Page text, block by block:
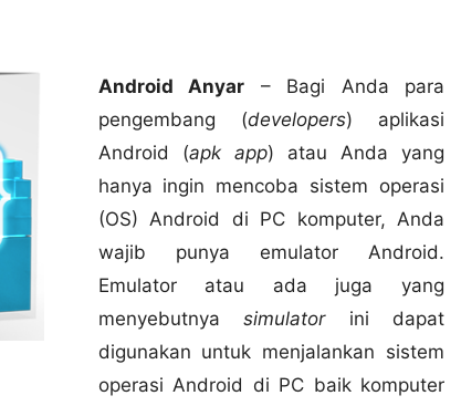
Android Anyar – Bagi Anda para
pengembang (developers) aplikasi
Android (apk app) atau Anda yang
hanya ingin mencoba sistem operasi
(OS) Android di PC komputer, Anda
wajib punya emulator Android.
Emulator atau ada juga yang
menyebutnya simulatorini dapat
digunakan untuk menjalankan sistem
operasi Android di PC baik komputer